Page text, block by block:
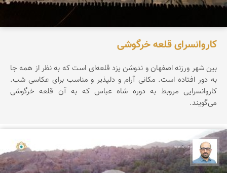
کاروانسرای قلعه خرگوشی
بین شهر ورزنه اصفهان و ندوشن یزد قلعه‌ای است که به نظر از همه جا
به دور افتاده است. مکانی آرام و دلپذیر و مناسب برای عکاسی شب.
کاروانسرایی مروبط به دوره شاه عباس که به آن قلعه خرگوشی
می‌گویند.
بابک ارجمندی